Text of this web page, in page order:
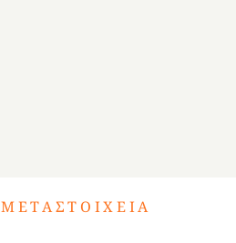
ΜΕΤΑΣΤΟΙΧΕΊΑ